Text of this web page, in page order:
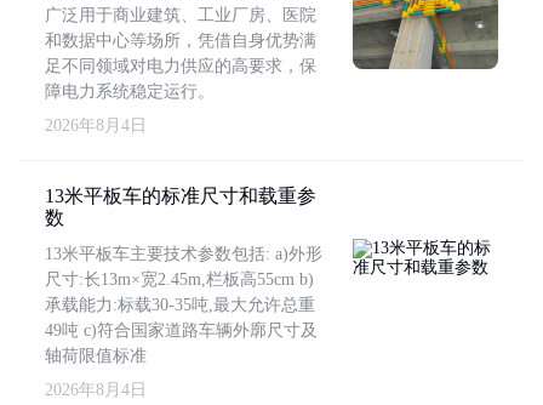
广泛用于商业建筑、工业厂房、医院
和数据中心等场所，凭借自身优势满
足不同领域对电力供应的高要求，保
障电力系统稳定运行。
2026年8月4日
13米平板车的标准尺寸和载重参
数
13米平板车主要技术参数包括: a)外形
尺寸:长13m×宽2.45m,栏板高55cm b)
承载能力:标载30-35吨,最大允许总重
49吨 c)符合国家道路车辆外廓尺寸及
轴荷限值标准
2026年8月4日